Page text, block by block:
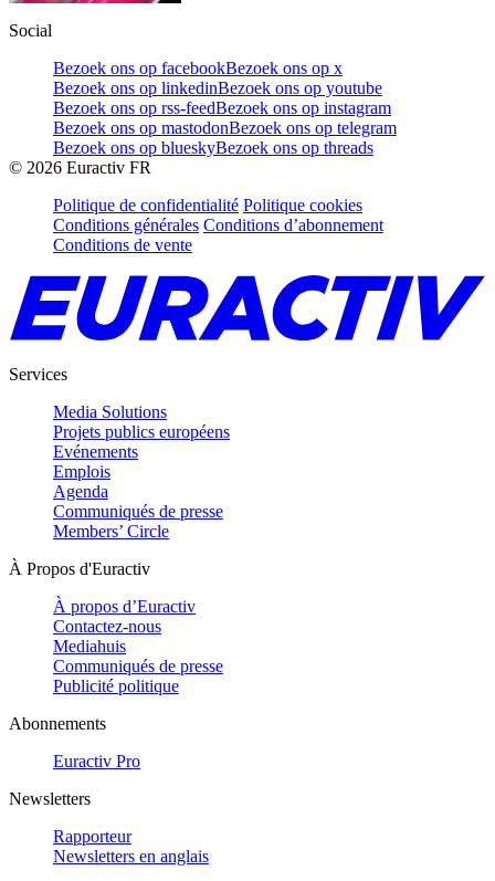
Social
Bezoek ons op facebookBezoek ons op x
Bezoek ons op linkedinBezoek ons op youtube
Bezoek ons op rss-feedBezoek ons op instagram
Bezoek ons op mastodonBezoek ons op telegram
Bezoek ons op blueskyBezoek ons op threads
© 2026 Euractiv FR
Politique de confidentialité Politique cookies
Conditions générales Conditions d’abonnement
Conditions de vente
Services
Media Solutions
Projets publics européens
Evénements
Emplois
Agenda
Communiqués de presse
Members’ Circle
À Propos d'Euractiv
À propos d’Euractiv
Contactez-nous
Mediahuis
Communiqués de presse
Publicité politique
Abonnements
Euractiv Pro
Newsletters
Rapporteur
Newsletters en anglais